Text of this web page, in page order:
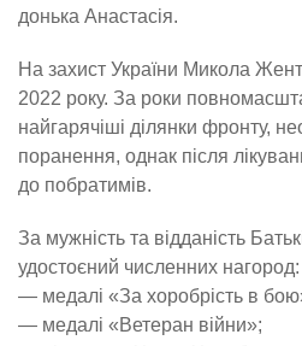
донька Анастасія.
На захист України Микола
2022 року. За роки
найгарячіші ділянки фронту,
поранення, однак після
до побратимів.
За мужність та відданість
удостоєний численних нагород:
— медалі «За хоробрість в
— медалі «Ветеран війни»;